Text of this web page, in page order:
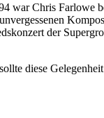
war Chris Farlowe
der
diese